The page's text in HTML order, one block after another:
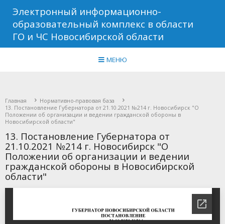
Электронный информационно-
образовательный комплекс в области
ГО и ЧС Новосибирской области
МЕНЮ
Главная
Нормативно-правовая база
13. Постановление Губернатора от 21.10.2021 №214 г. Новосибирск "О
Положении об организации и ведении гражданской обороны в
Новосибирской области"
13. Постановление Губернатора от
21.10.2021 №214 г. Новосибирск "О
Положении об организации и ведении
гражданской обороны в Новосибирской
области"